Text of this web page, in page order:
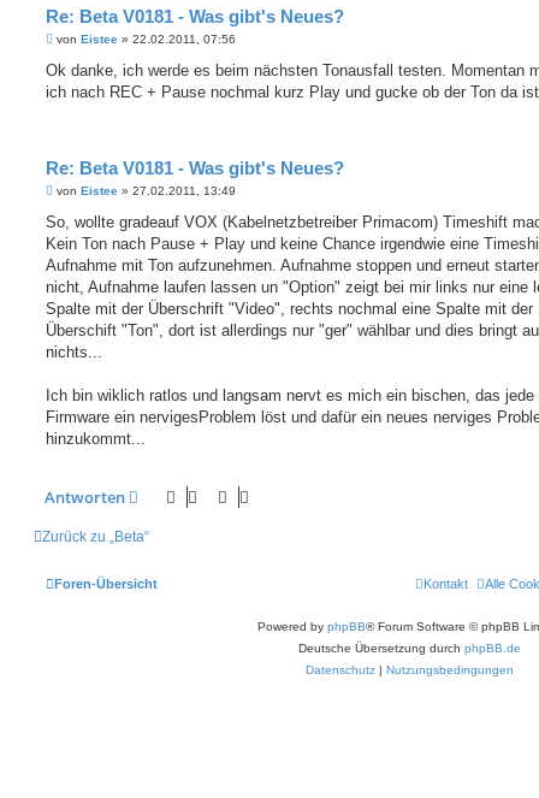
Re: Beta V0181 - Was gibt's Neues?
B
i
r
von Eistee » 22.02.2011, 07:56
Ok danke, ich werde es beim nächsten Tonausfall testen. Momentan
ich nach REC + Pause nochmal kurz Play und gucke ob der Ton da
Re: Beta V0181 - Was gibt's Neues?
B
i
r
a
von Eistee » 27.02.2011, 13:49
So, wollte gradeauf VOX (Kabelnetzbetreiber Primacom) Timeshift
Kein Ton nach Pause + Play und keine Chance irgendwie eine
Aufnahme mit Ton aufzunehmen. Aufnahme stoppen und erneut
nicht, Aufnahme laufen lassen un "Option" zeigt bei mir links nur eine
Spalte mit der Überschrift "Video", rechts nochmal eine Spalte mit der
Überschift "Ton", dort ist allerdings nur "ger" wählbar und dies bringt
nichts...
Ich bin wiklich ratlos und langsam nervt es mich ein bischen, das jede
Firmware ein nervigesProblem löst und dafür ein neues nerviges
hinzukommt...
Antworten
Zurück zu „Beta“
Foren-Übersicht Alle
Kontakt
Powered by phpBB® Forum Software © phpBB
Deutsche Übersetzung durch phpBB.de
Datenschutz
Nutzungsbedingungen